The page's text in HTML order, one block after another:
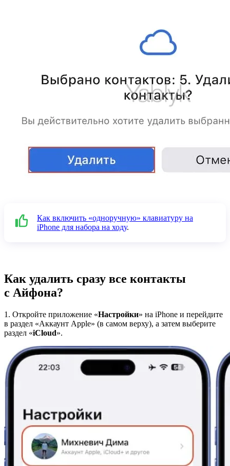
Как включить «одноручную» клавиатуру на
iPhone для набора на ходу.
Как удалить сразу все контакты
с Айфона?
1. Откройте приложение «Настройки» на iPhone и перейдите
в раздел «Аккаунт Apple» (в самом верху), а затем выберите
раздел «iCloud».